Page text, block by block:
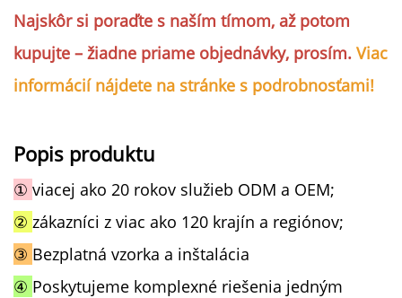
Najskôr si poraďte s naším tímom, až potom
kupujte – žiadne priame objednávky, prosím. Viac
informácií nájdete na stránke s podrobnosťami!
Popis produktu
① viacej ako 20 rokov služieb ODM a OEM;
② zákazníci z viac ako 120 krajín a regiónov;
③ Bezplatná vzorka a inštalácia
④ Poskytujeme komplexné riešenia jedným